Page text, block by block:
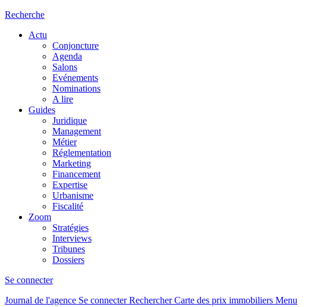
Recherche
Actu
Conjoncture
Agenda
Salons
Evénements
Nominations
A lire
Guides
Juridique
Management
Métier
Réglementation
Marketing
Financement
Expertise
Urbanisme
Fiscalité
Zoom
Stratégies
Interviews
Tribunes
Dossiers
Se connecter
Journal de l'agence Se connecterRechercher Carte des prix immobiliers Menu